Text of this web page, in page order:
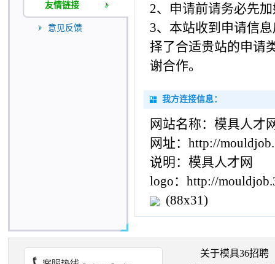
友情链接
意见反馈
2、申请前请务必先
3、本站收到申请信
择了合适贵站的申请
谢合作。
我方连接信息：
网站名称：模具人才
网址：http://
说明：模具人才网
logo：http://
(88x31)
关于模具36招聘